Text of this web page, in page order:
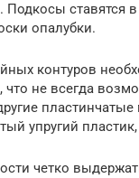
ставятся в
опалубки.
контуров
что не всегда
упругий
четко